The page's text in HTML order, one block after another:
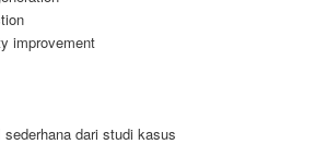
improvement
sederhana dari studi kasus